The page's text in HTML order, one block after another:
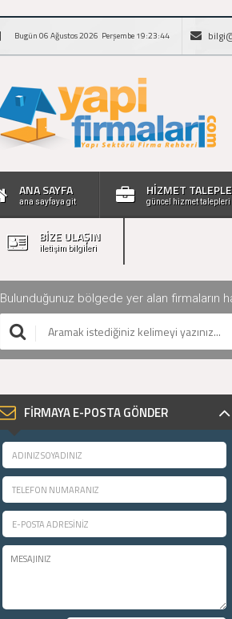
Bugün 06 Ağustos 2026 Perşembe 19:23:45
ANA SAYFA
ana sayfaya git
HİZMET
güncel hizmet talepleri
BİZE ULAŞIN
iletişim bilgileri
Bulunduğunuz bölgede yer alan firmaların
FİRMAYA E-POSTA GÖNDER